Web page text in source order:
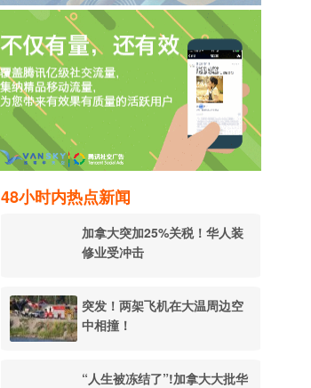
48小时内热点新闻
加拿大突加25%关税！华人装
修业受冲击
突发！两架飞机在大温周边空
中相撞！
“人生被冻结了”!加拿大大批华